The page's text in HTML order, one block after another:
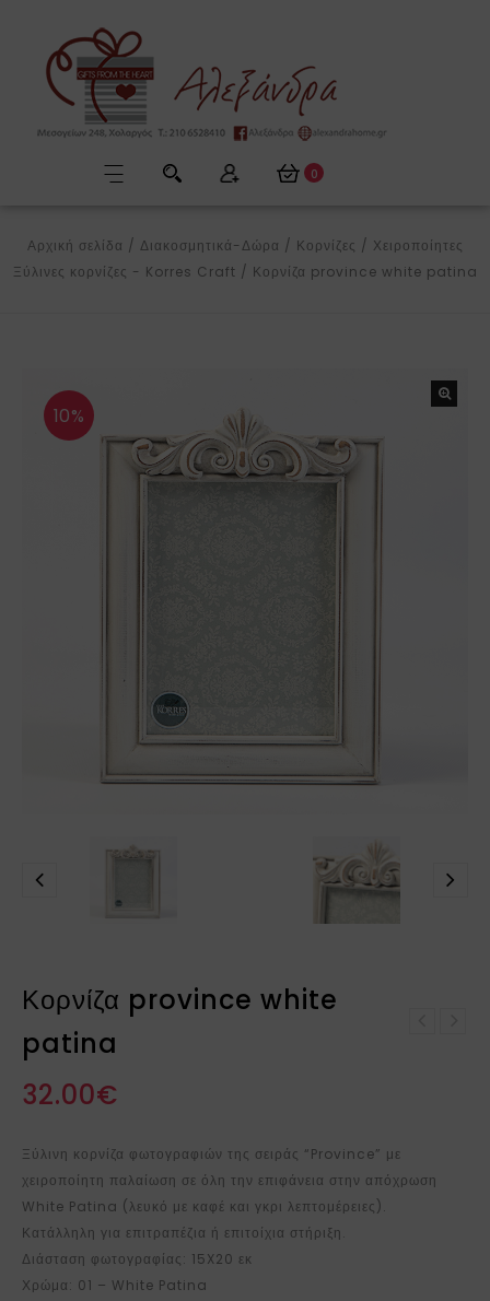
0
Αρχική σελίδα / Διακοσμητικά-Δώρα / Κορνίζες / Χειροποίητες
Ξύλινες κορνίζες - Korres Craft / Κορνίζα province white patina
10%
Κορνίζα province white
patina
32.00€
Ξύλινη κορνίζα φωτογραφιών της σειράς “Province” με
χειροποίητη παλαίωση σε όλη την επιφάνεια στην απόχρωση
White Patina (λευκό με καφέ και γκρι λεπτομέρειες).
Κατάλληλη για επιτραπέζια ή επιτοίχια στήριξη.
Διάσταση φωτογραφίας: 15X20 εκ
Χρώμα: 01 – White Patina